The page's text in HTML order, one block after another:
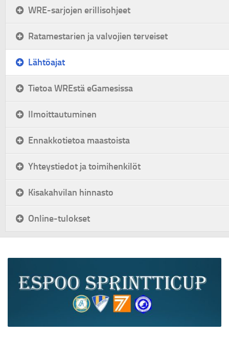
WRE-sarjojen erillisohjeet
Ratamestarien ja valvojien terveiset
Lähtöajat
Tietoa WREstä eGamesissa
Ilmoittautuminen
Ennakkotietoa maastoista
Yhteystiedot ja toimihenkilöt
Kisakahvilan hinnasto
Online-tulokset